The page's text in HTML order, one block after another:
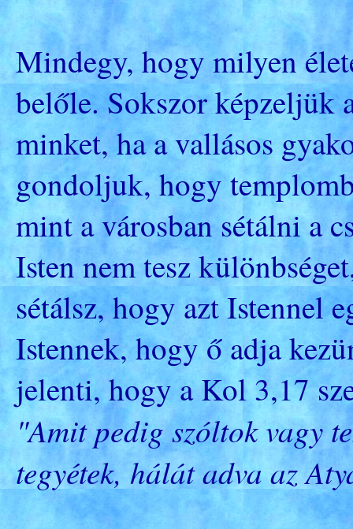
Mindegy, hogy milyen
belőle. Sokszor képzeljük
minket, ha a vallásos
gondoljuk, hogy
mint a városban sétálni a
Isten nem tesz
sétálsz, hogy azt Istennel
Istennek, hogy ő adja
jelenti, hogy a Kol 3,17
"Amit pedig szóltok vagy
tegyétek, hálát adva az